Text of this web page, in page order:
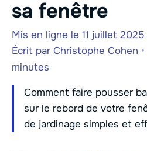
sa fenêtre
Mis en ligne le 11 juillet 2025
Écrit par Christophe Cohen •
minutes
Comment faire pousser
sur le rebord de votre
de jardinage simples et